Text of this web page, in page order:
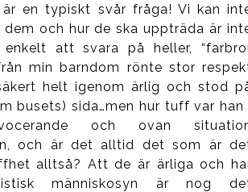
är en typiskt svår fråga! Vi kan
dem och hur de ska uppträda är
att svara på heller,
min barndom rönte stor
helt igenom ärlig och stod
busets) sida…men hur tuff var han
och ovan
och är det alltid det som är
alltså? Att de är ärliga och
människosyn är nog